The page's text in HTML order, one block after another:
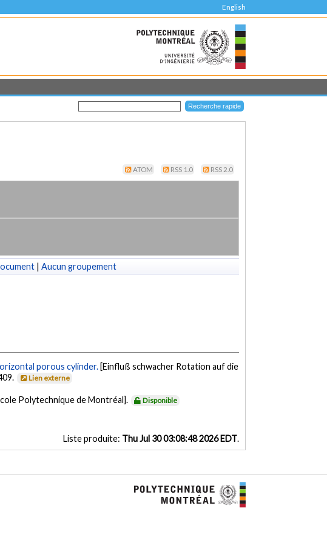
English
ATOM RSS 1.0 RSS 2.0
| Aucun groupement
porous cylinder. [Einfluß schwacher Rotation auf die
Lien externe
Polytechnique de Montréal]. Disponible
Liste produite: Thu Jul 30 03:08:48 2026 EDT.